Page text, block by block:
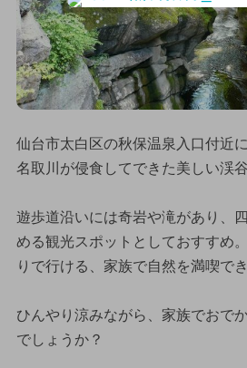
仙台市太白区の秋保温泉入口付近
名取川が侵食してできた美しい渓谷
遊歩道沿いには奇岩や滝があり、
める観光スポットとしておすすめ
りで行ける、家族で自然を満喫で
ひんやり涼みながら、家族でおで
でしょうか？